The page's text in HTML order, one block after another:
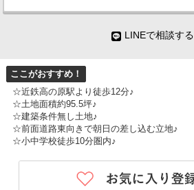
LINEで相談する
ここがおすすめ！
☆近鉄高の原駅より徒歩12分♪
☆土地面積約95.5坪♪
☆建築条件無し土地♪
☆前面道路東向きで朝日の差し込む立地♪
☆小中学校徒歩10分圏内♪